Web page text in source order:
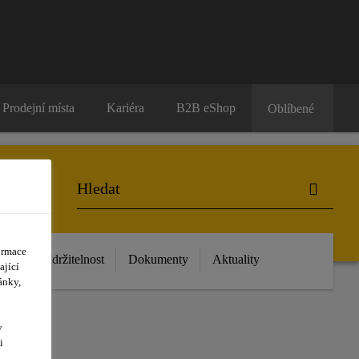
Prodejní místa Kariéra B2B eShop Oblíbené
Udržitelnost Dokumenty Aktuality